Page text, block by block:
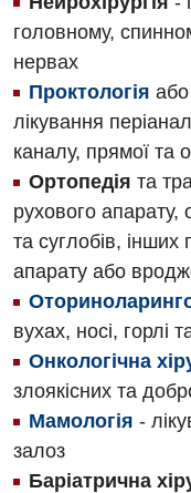
головному,
нервах
Проктологія або
лікування
каналу, прямої та
Ортопедія та
рухового апарату,
та суглобів,
апарату або
вухах, носі, горлі
Онкологічна
злоякісних та
Мамологія -
залоз
Баріатрична